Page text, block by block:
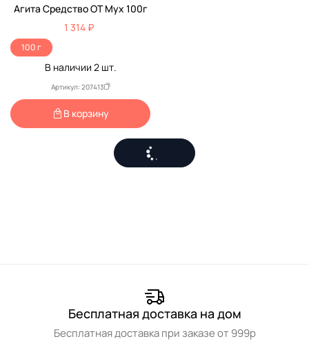
Агита Средство ОТ Мух 100г
1 314 ₽
100 г
В наличии 2шт.
Артикул: 207413
В корзину
Бесплатная доставка на дом
Бесплатная доставка при заказе от 999р